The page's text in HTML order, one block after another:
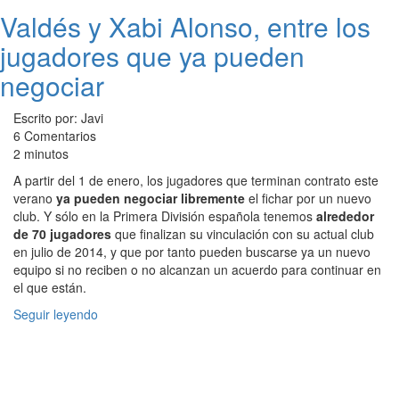
Valdés y Xabi Alonso, entre los
jugadores que ya pueden
negociar
Escrito por: Javi
6 Comentarios
2 minutos
A partir del 1 de enero, los jugadores que terminan contrato este
verano ya pueden negociar libremente el fichar por un nuevo
club. Y sólo en la Primera División española tenemos alrededor
de 70 jugadores que finalizan su vinculación con su actual club
en julio de 2014, y que por tanto pueden buscarse ya un nuevo
equipo si no reciben o no alcanzan un acuerdo para continuar en
el que están.
Seguir leyendo